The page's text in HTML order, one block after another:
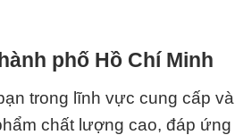
phố Hồ Chí Minh
trong lĩnh vực cung cấp
chất lượng cao, đáp